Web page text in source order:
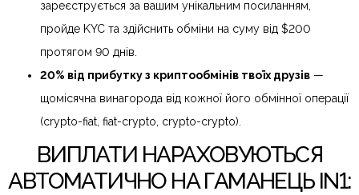
зареєструється за вашим унікальним посиланням,
пройде KYC та здійснить обміни на суму від $200
протягом 90 днів.
20% від прибутку з криптообмінів твоїх друзів —
щомісячна винагорода від кожної його обмінної операції
(crypto-fiat, fiat-crypto, crypto-crypto).
ВИПЛАТИ НАРАХОВУЮТЬСЯ
АВТОМАТИЧНО НА ГАМАНЕЦЬ IN1: